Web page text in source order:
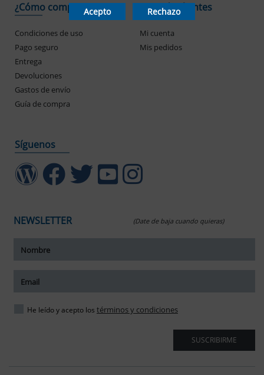
¿Cómo compro?
Condiciones de uso
Pago seguro
Entrega
Devoluciones
Gastos de envío
Guía de compra
Zona de clientes
Mi cuenta
Mis pedidos
Síguenos
NEWSLETTER (Date de baja cuando quieras)
He leído y acepto los términos y condiciones
SUSCRIBIRME
Acepto Rechazo
tamaño del texto
del texto
espaciado del texto